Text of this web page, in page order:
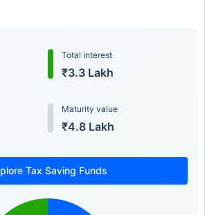
Total interest
₹3.3 Lakh
Maturity value
₹4.8 Lakh
Tax Saving Funds